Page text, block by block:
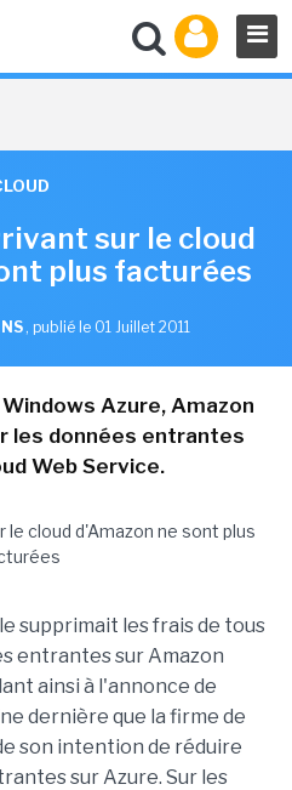
sur le cloud
plus facturées
, publié le 01 Juillet 2011
Azure, Amazon
les données entrantes
Web Service.
supprimait les frais de tous
entrantes sur Amazon
ainsi à l'annonce de
dernière que la firme de
son intention de réduire
sur Azure. Sur les